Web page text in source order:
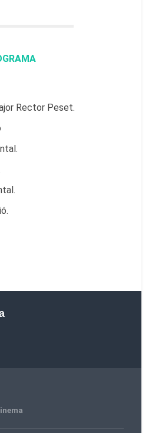
Rector Peset.